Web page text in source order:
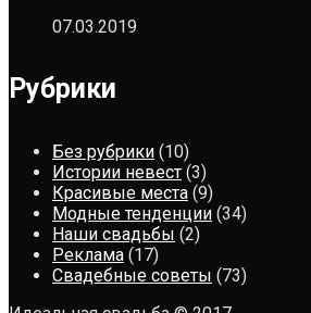
07.03.2019
Рубрики
Без рубрики (10)
Истории невест (3)
Красивые места (9)
Модные тенденции (34)
Наши свадьбы (2)
Реклама (17)
Свадебные советы (73)